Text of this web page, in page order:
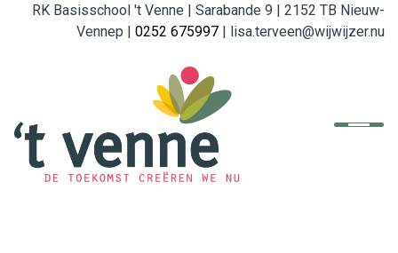
RK Basisschool 't Venne | Sarabande 9 | 2152 TB Nieuw-
Vennep | 0252 675997 | lisa.terveen@wijwijzer.nu
Home
De school